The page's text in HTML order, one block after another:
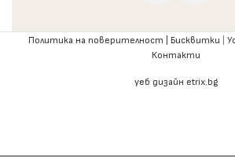
Политика на поверителност | Бисквитки
Контакти
уеб дизайн etrix.bg